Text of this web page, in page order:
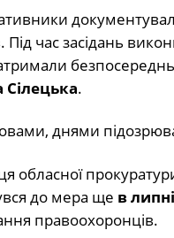
Під час засідань
Сілецька.
днями
обласної
до мера ще в
правоохоронців.